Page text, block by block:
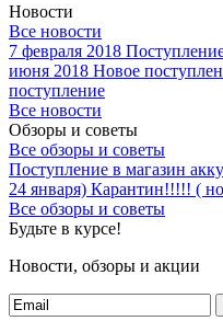
Новости
Все новости
7 февраля 2018
июня 2018 Новое
поступление
Все новости
Обзоры и советы
Все обзоры и советы
Поступление в магазин
24 января) Карантин!!!!! (
Все обзоры и советы
Будьте в курсе!
Новости, обзоры и акции